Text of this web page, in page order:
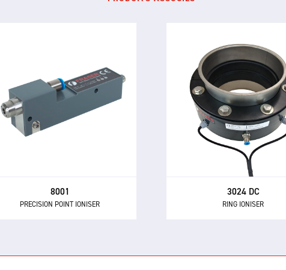
8001
PRECISION POINT IONISER
PRECISION POINT IONISER
L'ioniseur de précision ponctuel
8001 élimine l'électricité statique
et la contamination des petits
objets, y compris les composants
3024 DC
RING IONISER
3024 DC
RING IONISER
Le ioniseur annulaire DC
un éliminateur statique en
compact pour neutraliser
matériaux chargés dans
systèmes de transport
pneumatique et les
manipulation de